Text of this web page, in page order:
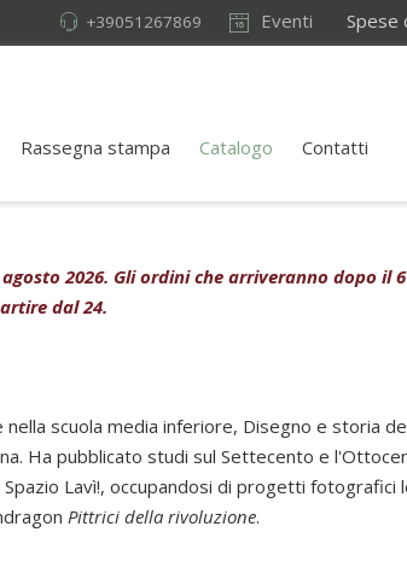
Eventi Spese di
+39051267869
Rassegna stampa Catalogo Contatti
2026. Gli ordini che arriveranno dopo il
dal 24.
scuola media inferiore, Disegno e storia
Ha pubblicato studi sul Settecento e
Lavì!, occupandosi di progetti fotografici
Pittrici della rivoluzione.